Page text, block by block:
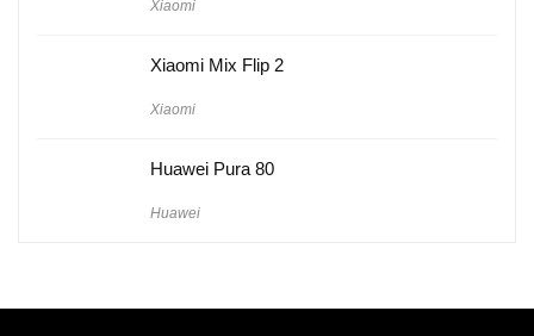
Xiaomi
Xiaomi Mix Flip 2
Xiaomi
Huawei Pura 80
Huawei